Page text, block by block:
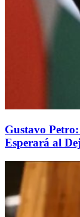
Gustavo
Esperará al